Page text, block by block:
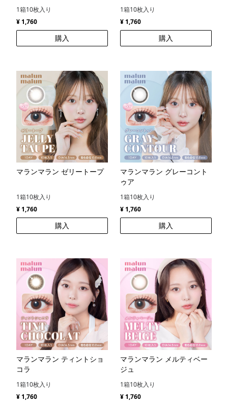
1箱10枚入り
¥ 1,760
購入
1箱10枚入り
¥ 1,760
購入
マランマラン ゼリートープ
1箱10枚入り
¥ 1,760
購入
マランマラン グレーコント
ゥア
1箱10枚入り
¥ 1,760
購入
マランマラン ティントショ
コラ
1箱10枚入り
¥ 1,760
マランマラン メルティベー
ジュ
1箱10枚入り
¥ 1,760